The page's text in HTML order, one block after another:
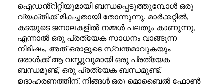
ഐഡൻ്റിറ്റിയുമായി ബന്ധപ്പെടുത്തുമ്പോൾ ഒരു
വ്യക്തിക്ക് മികച്ചതായി തോന്നുന്നു. മാർക്കറ്റിൽ,
കടയുടെ ജനാലകളിൽ നമ്മൾ പലതും കാണുന്നു,
എന്നാൽ ഒരു പ്രത്യേക സാധനം വാങ്ങുന്ന
നിമിഷം, അത് ഒരാളുടെ സ്വന്തമാവുകയും
ഒരാൾക്ക് ആ വസ്തുവുമായി ഒരു പ്രത്യേക
ബന്ധമുണ്ട്, ഒരു പ്രത്യേക ബന്ധമുണ്ട്.
ഉദാഹരണത്തിന്, നിങ്ങൾ ഒരു മൊബൈൽ ഫോൺ